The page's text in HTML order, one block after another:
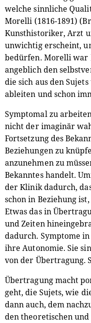
welche sinnliche
Morelli (1816-1891)
Kunsthistoriker, Arzt
unwichtig erscheint,
bedürfen. Morelli war
angeblich den
die sich aus den
ableiten und schon
Symptomal zu
nicht der imaginär
Fortsetzung des
Beziehungen zu
anzunehmen zu
Bekanntes handelt.
der Klinik dadurch,
schon in Beziehung
Etwas das in
und Zeiten
dadurch. Symptome
ihre Autonomie. Sie
von der Übertragung.
Übertragung macht
geht, die Sujets, wie
dann auch, dem
den theoretischen